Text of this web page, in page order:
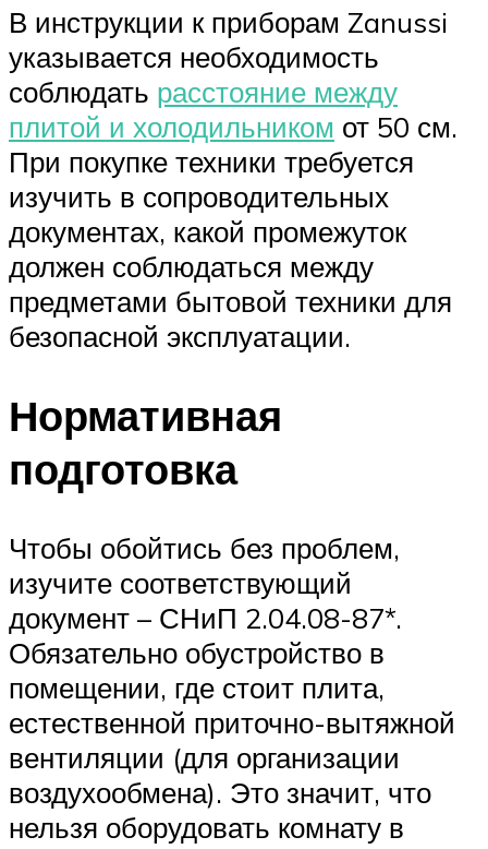
В инструкции к приборам Zanussi
указывается необходимость
соблюдать расстояние между
плитой и холодильником от 50 см.
При покупке техники требуется
изучить в сопроводительных
документах, какой промежуток
должен соблюдаться между
предметами бытовой техники для
безопасной эксплуатации.
Нормативная
подготовка
Чтобы обойтись без проблем,
изучите соответствующий
документ – СНиП 2.04.08-87*.
Обязательно обустройство в
помещении, где стоит плита,
естественной приточно-вытяжной
вентиляции (для организации
воздухообмена). Это значит, что
нельзя оборудовать комнату в